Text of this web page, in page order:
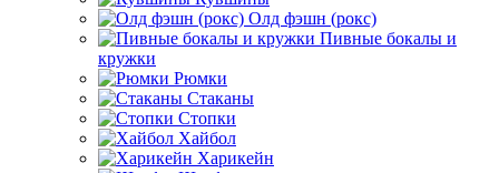
Олд фэшн (рокс)
Пивные бокалы и
кружки
Рюмки
Стаканы
Стопки
Хайбол
Харикейн